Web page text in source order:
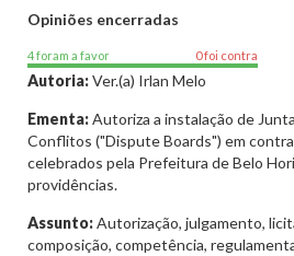
Opiniões encerradas
4 foram a favor 0 foi contra
Autoria:Ver.(a) Irlan Melo
Ementa:Autoriza a instalação de
Conflitos ("Dispute Boards") em
celebrados pela Prefeitura de Belo
providências.
Assunto:Autorização, julgamento,
composição, competência,